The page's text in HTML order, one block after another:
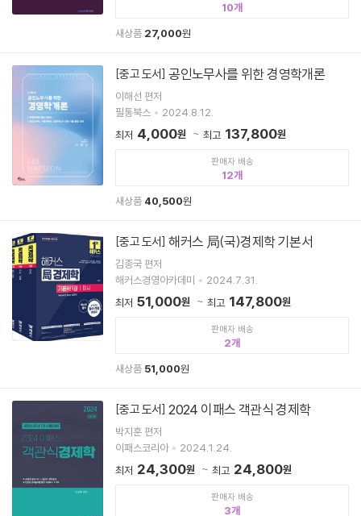
10
새상품 27,000원
[중고 도서] 공인노무사를 위한 경영학개론
이해선 편저
필통북스
2024.8.12.
최저 4,000원 최고 137,800원
판매자 배송
12
새상품 40,500원
[중고 도서] 해커스 局(국)경제학 기본서
김종국 편저
해커스경영아카데미
2024.7.31.
최저 51,000원 최고 147,800원
판매자 배송
2
새상품 51,000원
[중고 도서] 2024 이패스 객관식 경제학
박지훈 편저
이패스코리아
2024.1.24.
최저 24,300원 최고 24,800원
판매자 배송
3